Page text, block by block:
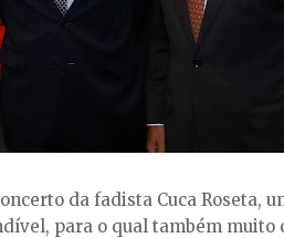
da fadista Cuca Roseta,
para o qual também